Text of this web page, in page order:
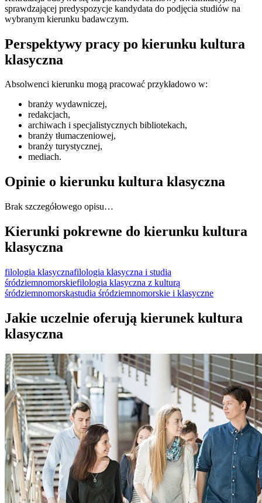
sprawdzającej predyspozycje kandydata do podjęcia studiów na
wybranym kierunku badawczym.
Perspektywy pracy po kierunku kultura
klasyczna
Absolwenci kierunku mogą pracować przykładowo w:
branży wydawniczej,
redakcjach,
archiwach i specjalistycznych bibliotekach,
branży tłumaczeniowej,
branży turystycznej,
mediach.
Opinie o kierunku kultura klasyczna
Brak szczegółowego opisu…
Kierunki pokrewne do kierunku kultura
klasyczna
filologia klasycznafilologia klasyczna i studia
śródziemnomorskiefilologia klasyczna z kulturą
śródziemnomorskąstudia śródziemnomorskie i klasyczne
Jakie uczelnie oferują kierunek kultura
klasyczna